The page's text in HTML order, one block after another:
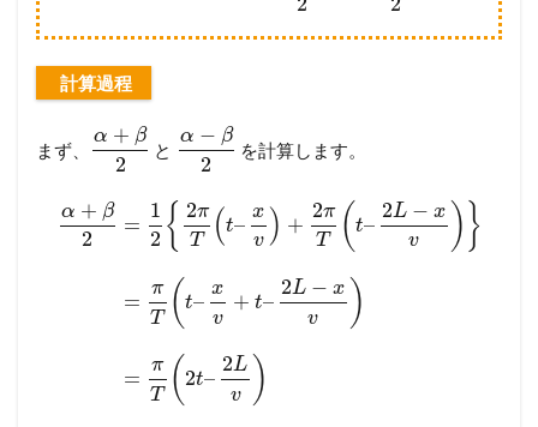
計算過程
まず、
α + β
2
と
α − β
2
を計算します。
α + β
2
=
1
2 { 2π
T
(t–
x
v ) +
2π
T
( t–
2L − x
v
)}
=
π
T ( t–
x
v
+ t–
2L − x
v
)
=
π
T ( 2t–
2L
v
)